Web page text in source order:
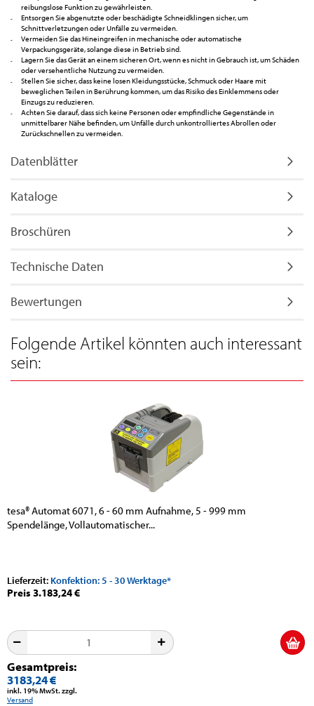
reibungslose Funktion zu gewährleisten.
Entsorgen Sie abgenutzte oder beschädigte Schneidklingen sicher, um
Schnittverletzungen oder Unfälle zu vermeiden.
Vermeiden Sie das Hineingreifen in mechanische oder automatische
Verpackungsgeräte, solange diese in Betrieb sind.
Lagern Sie das Gerät an einem sicheren Ort, wenn es nicht in Gebrauch ist, um Schäden
oder versehentliche Nutzung zu vermeiden.
Stellen Sie sicher, dass keine losen Kleidungsstücke, Schmuck oder Haare mit
beweglichen Teilen in Berührung kommen, um das Risiko des Einklemmens oder
Einzugs zu reduzieren.
Achten Sie darauf, dass sich keine Personen oder empfindliche Gegenstände in
unmittelbarer Nähe befinden, um Unfälle durch unkontrolliertes Abrollen oder
Zurückschnellen zu vermeiden.
Datenblätter
Kataloge
Broschüren
Technische Daten
Bewertungen
Folgende Artikel könnten auch interessant
sein:
tesa® Automat 6071, 6 - 60 mm Aufnahme, 5 - 999 mm
Spendelänge, Vollautomatischer...
Lieferzeit: Konfektion: 5 - 30 Werktage*
Preis 3.183,24 €
Gesamtpreis:
3183,24 €
inkl. 19% MwSt. zzgl.
Versand